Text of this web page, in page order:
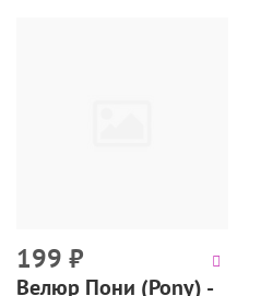
199 ₽
Велюр Пони (Pony) -